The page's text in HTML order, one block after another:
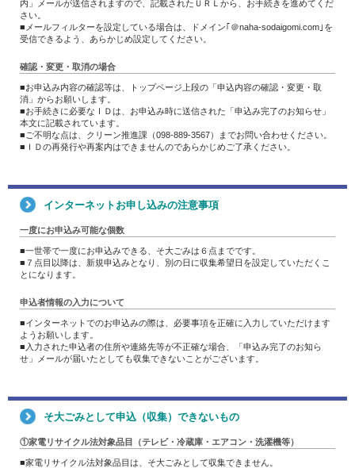
内」メールが送信されますので、記載されたＵＲＬから、お手続きを進めてくだ
さい。
■メールフィルターを設定している場合は、ドメイン｢＠naha-sodaigomi.com｣を
受信できるよう、あらかじめ設定してください。
確認・変更・取消の場合
■お申込み内容の確認等は、トップページ上段の「申込内容の確認・変更・取
消」からお願いします。
■お手続きに必要なＩＤは、お申込み時に送信された「申込み完了のお知らせ」
本文に記載されています。
■ご不明な点は、クリーン推進課（098-889-3567）までお問い合わせください。
■ＩＤの再発行や再案内はできませんのであらかじめご了承ください。
インターネットお申し込みの注意事項
一度にお申込み可能な個数
■一世帯で一度にお申込みできる、そ大ごみは６点までです。
■７点目以降は、新規申込みとなり、別の日に収集希望日を設定していただくこ
とになります。
申込者情報の入力について
■インターネットでのお申込みの際は、必要事項を正確に入力していただけます
ようお願いします。
■入力された申込者の住所や連絡先等が不正確な場合、「申込み完了のお知ら
せ」メールが届いたとしても収集できないことがございます。
そ大ごみとして申込（収集）できないもの
①家電リサイクル法対象品目（テレビ・冷蔵庫・エアコン・洗濯機等）
■家電リサイクル法対象品目は、そ大ごみとして収集できません。